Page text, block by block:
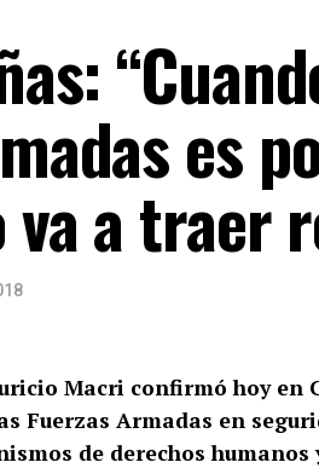
es
a traer
Macri confirmó hoy en
Fuerzas Armadas en
de derechos